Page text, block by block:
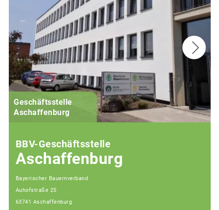
Geschäftsstelle
Aschaffenburg
BBV-Geschäftsstelle
Aschaffenburg
Bayerischer Bauernverband
Auhofstraße 25
63741 Aschaffenburg